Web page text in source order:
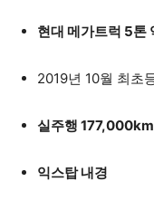
현대 메가트럭 5톤
2019년 10월 최초
실주행 177,000km
익스탑 내경